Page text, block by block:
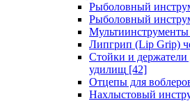
Рыболовный
Рыболовный
Мультиинструменты
Липгрип (Lip Grip)
Стойки и
удилищ [42]
Отцепы для
Нахлыстовый